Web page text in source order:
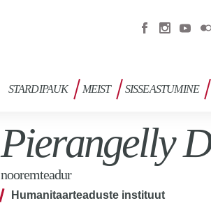
STARDIPAUK MEIST SISSEASTUMINE
Pierangelly
nooremteadur
Humanitaarteaduste instituut